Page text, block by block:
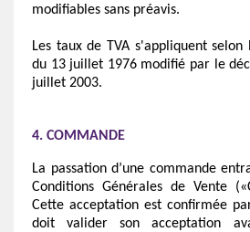
modifiables sans préavis.
Les taux de TVA s'appliquent selon
du 13 juillet 1976 modifié par le
juillet 2003.
4. COMMANDE
La passation d’une commande
Conditions Générales de Vente
Cette acceptation est confirmée
doit valider son acceptation